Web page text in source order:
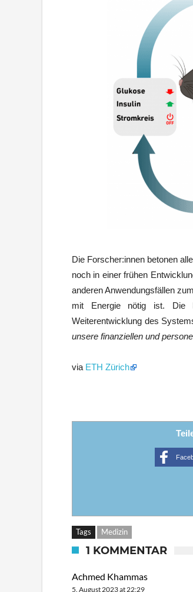
Die Forscher:innen betonen
noch in einer frühen
anderen Anwendungsfällen
mit Energie nötig ist. Die
Weiterentwicklung des
unsere finanziellen und
via ETH Zürich
Tags Medizin
1 KOMMENTAR
Achmed Khammas
5. August 2023 at 22:29